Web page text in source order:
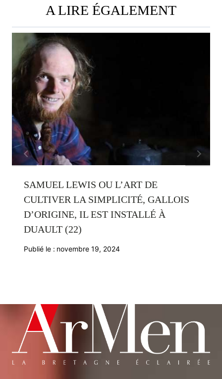
A LIRE ÉGALEMENT
SAMUEL LEWIS OU L’ART DE
CULTIVER LA SIMPLICITÉ, GALLOIS
D’ORIGINE, IL EST INSTALLÉ À
DUAULT (22)
Publié le : novembre 19, 2024